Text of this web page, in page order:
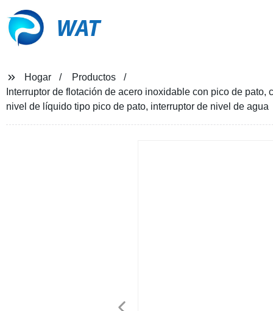
WAT
Hogar
Productos
Interruptor de flotación de acero inoxidable con pico de
nivel de líquido tipo pico de pato, interruptor de nivel de agua